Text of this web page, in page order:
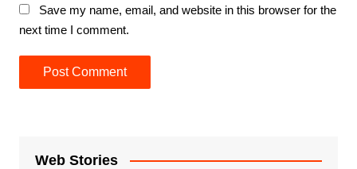
Save my name, email, and website in this browser for the
next time I comment.
Web Stories